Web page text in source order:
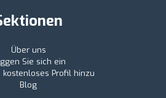
Über uns
Sie sich ein
kostenloses Profil hinzu
Blog